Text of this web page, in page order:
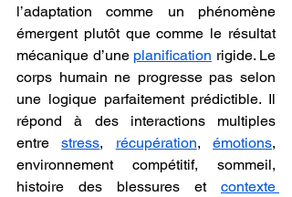
l’adaptation comme un phénomène
émergent plutôt que comme le résultat
mécanique d’une planification rigide. Le
corps humain ne progresse pas selon
une logique parfaitement prédictible. Il
répond à des interactions multiples
entre stress, récupération, émotions,
environnement compétitif, sommeil,
histoire des blessures et contexte